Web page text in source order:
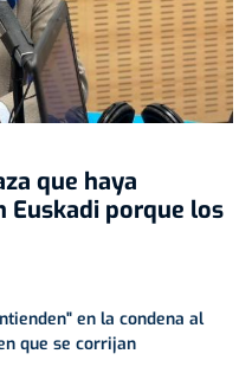
que haya
porque los
en la condena al
que se corrijan